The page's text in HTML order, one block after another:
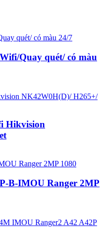
Quay quét/ có màu
Hikvision
B-IMOU Ranger 2MP